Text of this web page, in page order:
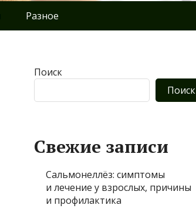
Разное
Поиск
Поиск
Свежие записи
Сальмонеллёз: симптомы
и лечение у взрослых, причины
и профилактика